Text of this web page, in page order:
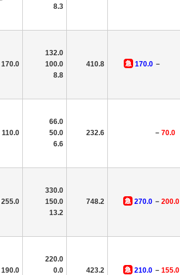
8.3
170.0
132.0
100.0
8.8
410.8 170.0 －
110.0
66.0
50.0
6.6
232.6 － 70.0
255.0
330.0
150.0
13.2
748.2 270.0 － 200.0
190.0
220.0
0.0
423.2 210.0 － 155.0